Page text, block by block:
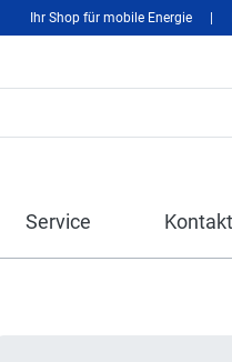
Ihr Shop für mobile Energie
Service Kontakt